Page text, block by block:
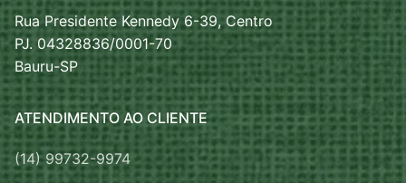
Rua Presidente Kennedy 6-39, Centro
PJ. 04328836/0001-70
Bauru-SP
ATENDIMENTO AO CLIENTE
(14) 99732-9974